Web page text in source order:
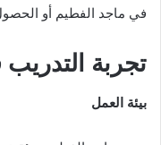
في ماجد الفطيم أو
تجربة
بيئة العمل